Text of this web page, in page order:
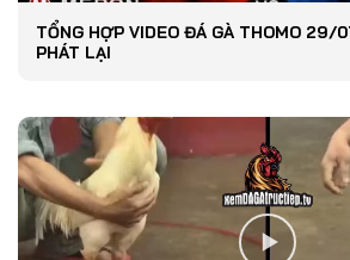
TỔNG HỢP VIDEO ĐÁ GÀ THOMO
PHÁT LẠI